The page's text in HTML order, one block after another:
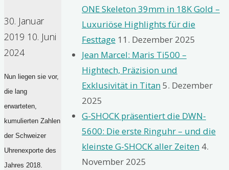
30. Januar
2019 10. Juni
2024
Nun liegen sie vor,
die lang
erwarteten,
kumulierten Zahlen
der Schweizer
Uhrenexporte des
Jahres 2018.
ONE Skeleton 39mm in 18K Gold –
Luxuriöse Highlights für die
Festtage 11. Dezember 2025
Jean Marcel: Maris Ti500 –
Hightech, Präzision und
Exklusivität in Titan5. Dezember
2025
G-SHOCK präsentiert die DWN-
5600: Die erste Ringuhr – und die
kleinste G-SHOCK aller Zeiten 4.
November 2025